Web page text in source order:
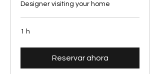
Designer visiting your home
1 h
Reservar ahora